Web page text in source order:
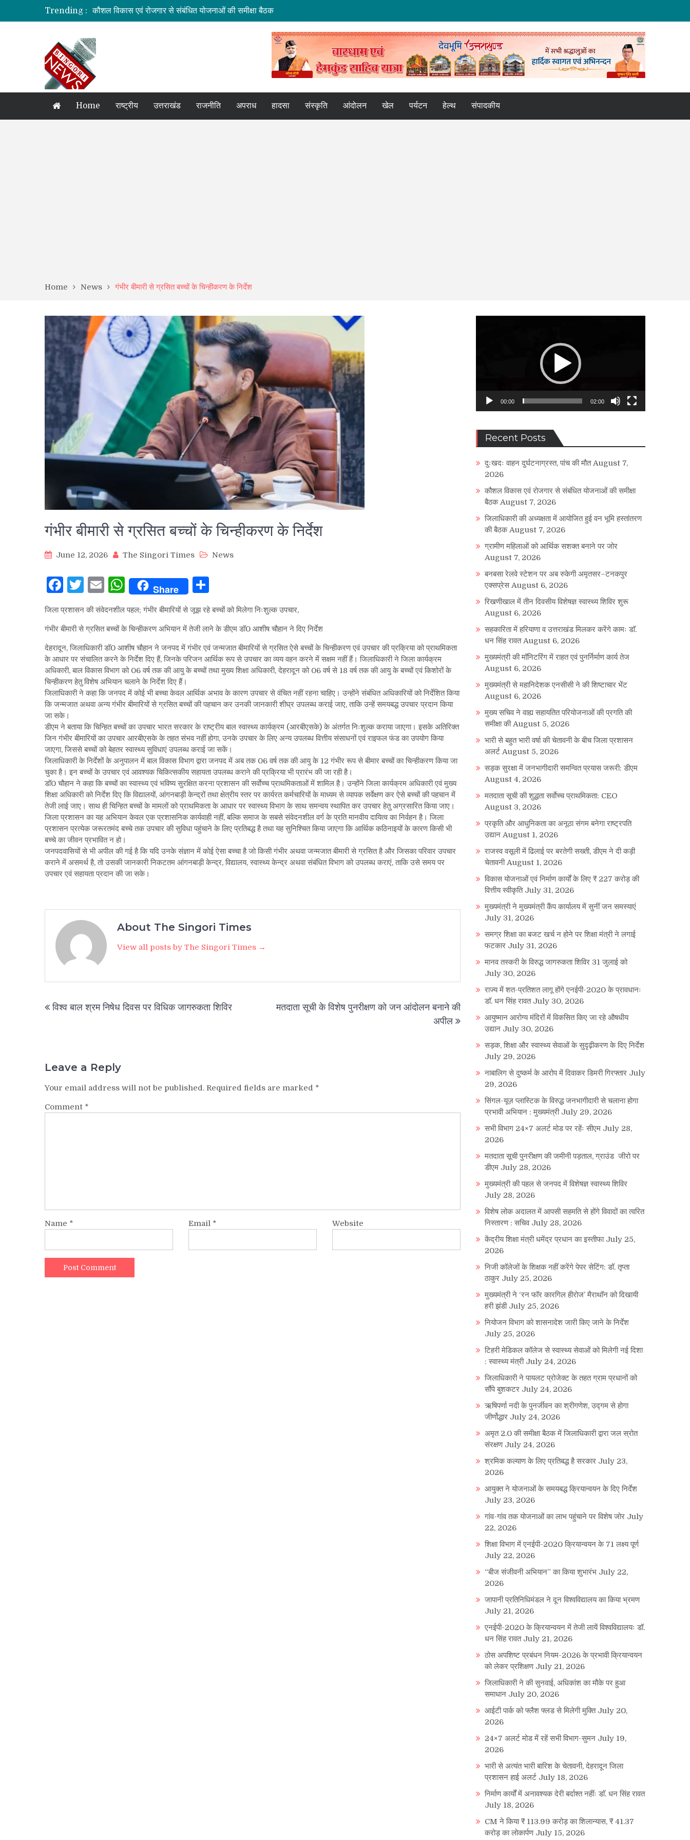
Trending :
कौशल विकास एवं रोजगार से संबंधित योजनाओं की समीक्षा बैठक
जिलाधिकारी की अध्यक्षता में आयोजित हुई वन भूमि हस्तांतरण की बैठक
बनबसा रेलवे स्टेशन पर अब रुकेगी अमृतसर–टनकपुर एक्सप्रेस
दुःखदः वाहन दुर्घटनाग्रस्त, पांच की मौत
Home राष्ट्रीय उत्तराखंड राजनीति अपराध हादसा संस्कृति आंदोलन खेल पर्यटन हेल्थ संपादकीय
Home News गंभीर बीमारी से ग्रसित बच्चों के चिन्हीकरण के निर्देश
गंभीर बीमारी से ग्रसित बच्चों के चिन्हीकरण के निर्देश
June 12, 2026 The Singori Times News
Facebook
Twitter
EmailWhatsApp
Share
जिला प्रशासन की संवेदनशील पहल; गंभीर बीमारियों से जूझ रहे बच्चों को मिलेगा निःशुल्क उपचार,
गंभीर बीमारी से ग्रसित बच्चों के चिन्हीकरण अभियान में तेजी लाने के डीएम डॉ0 आशीष चौहान ने दिए निर्देश
देहरादून, जिलाधिकारी डॉ0 आशीष चौहान ने जनपद में गंभीर एवं जन्मजात बीमारियों से ग्रसित ऐसे बच्चों के चिन्हीकरण एवं उपचार की प्रक्रिया को प्राथमिकता
के आधार पर संचालित करने के निर्देश दिए हैं, जिनके परिजन आर्थिक रूप से उपचार का व्यय वहन करने में सक्षम नहीं हैं। जिलाधिकारी ने जिला कार्यक्रम
अधिकारी, बाल विकास विभाग को 06 वर्ष तक की आयु के बच्चों तथा मुख्य शिक्षा अधिकारी, देहरादून को 06 वर्ष से 18 वर्ष तक की आयु के बच्चों एवं किशोरों के
चिन्हीकरण हेतु विशेष अभियान चलाने के निर्देश दिए हैं।
जिलाधिकारी ने कहा कि जनपद में कोई भी बच्चा केवल आर्थिक अभाव के कारण उपचार से वंचित नहीं रहना चाहिए। उन्होंने संबंधित अधिकारियों को निर्देशित किया
कि जन्मजात अथवा अन्य गंभीर बीमारियों से ग्रसित बच्चों की पहचान कर उनकी जानकारी शीघ्र उपलब्ध कराई जाए, ताकि उन्हें समयबद्ध उपचार प्रदान किया
जा सके।
डीएम ने बताया कि चिन्हित बच्चों का उपचार भारत सरकार के राष्ट्रीय बाल स्वास्थ्य कार्यक्रम (आरबीएसके) के अंतर्गत निःशुल्क कराया जाएगा। इसके अतिरिक्त
जिन गंभीर बीमारियों का उपचार आरबीएसके के तहत संभव नहीं होगा, उनके उपचार के लिए अन्य उपलब्ध वित्तीय संसाधनों एवं राइफल फंड का उपयोग किया
जाएगा, जिससे बच्चों को बेहतर स्वास्थ्य सुविधाएं उपलब्ध कराई जा सकें।
जिलाधिकारी के निर्देशों के अनुपालन में बाल विकास विभाग द्वारा जनपद में अब तक 06 वर्ष तक की आयु के 12 गंभीर रूप से बीमार बच्चों का चिन्हीकरण किया जा
चुका है। इन बच्चों के उपचार एवं आवश्यक चिकित्सकीय सहायता उपलब्ध कराने की प्रक्रिया भी प्रारंभ की जा रही है।
डॉ0 चौहान ने कहा कि बच्चों का स्वास्थ्य एवं भविष्य सुरक्षित करना प्रशासन की सर्वाेच्च प्राथमिकताओं में शामिल है। उन्होंने जिला कार्यक्रम अधिकारी एवं मुख्य
शिक्षा अधिकारी को निर्देश दिए कि विद्यालयों, आंगनबाड़ी केन्द्रों तथा क्षेत्रीय स्तर पर कार्यरत कर्मचारियों के माध्यम से व्यापक सर्वेक्षण कर ऐसे बच्चों की पहचान में
तेजी लाई जाए। साथ ही चिन्हित बच्चों के मामलों को प्राथमिकता के आधार पर स्वास्थ्य विभाग के साथ समन्वय स्थापित कर उपचार हेतु अग्रसारित किया जाए।
जिला प्रशासन का यह अभियान केवल एक प्रशासनिक कार्यवाही नहीं, बल्कि समाज के सबसे संवेदनशील वर्ग के प्रति मानवीय दायित्व का निर्वहन है। जिला
प्रशासन प्रत्येक जरूरतमंद बच्चे तक उपचार की सुविधा पहुंचाने के लिए प्रतिबद्ध है तथा यह सुनिश्चित किया जाएगा कि आर्थिक कठिनाइयों के कारण किसी भी
बच्चे का जीवन प्रभावित न हो।
जनपदवासियों से भी अपील की गई है कि यदि उनके संज्ञान में कोई ऐसा बच्चा है जो किसी गंभीर अथवा जन्मजात बीमारी से ग्रसित है और जिसका परिवार उपचार
कराने में असमर्थ है, तो उसकी जानकारी निकटतम आंगनबाड़ी केन्द्र, विद्यालय, स्वास्थ्य केन्द्र अथवा संबंधित विभाग को उपलब्ध कराएं, ताकि उसे समय पर
उपचार एवं सहायता प्रदान की जा सके।
About The Singori Times
View all posts by The Singori Times →
navigation
विश्व बाल श्रम निषेध दिवस पर विधिक जागरुकता शिविर
मतदाता सूची के विशेष पुनरीक्षण को जन आंदोलन बनाने की
अपील
Leave a Reply
Your email address will not be published. Required fields are marked *
Comment *
Name * Email * Website
00:00 02:00
Recent Posts
दुःखदः वाहन दुर्घटनाग्रस्त, पांच की मौत August 7,
2026
कौशल विकास एवं रोजगार से संबंधित योजनाओं की समीक्षा
बैठक August 7, 2026
जिलाधिकारी की अध्यक्षता में आयोजित हुई वन भूमि हस्तांतरण
की बैठक August 7, 2026
ग्रामीण महिलाओं को आर्थिक सशक्त बनाने पर जोर
August 7, 2026
बनबसा रेलवे स्टेशन पर अब रुकेगी अमृतसर–टनकपुर
एक्सप्रेस August 6, 2026
रिखणीखाल में तीन दिवसीय विशेषज्ञ स्वास्थ्य शिविर शुरू
August 6, 2026
सहकारिता में हरियाणा व उत्तराखंड मिलकर करेंगे कामः डाॅ.
धन सिंह रावत August 6, 2026
मुख्यमंत्री की मॉनिटरिंग में राहत एवं पुनर्निर्माण कार्य तेज
August 6, 2026
मुख्यमंत्री से महानिदेशक एनसीसी ने की शिष्टाचार भेंट
August 6, 2026
मुख्य सचिव ने वाह्य सहायतित परियोजनाओं की प्रगति की
समीक्षा की August 5, 2026
भारी से बहुत भारी वर्षा की चेतावनी के बीच जिला प्रशासन
अलर्ट August 5, 2026
सड़क सुरक्षा में जनभागीदारी समन्वित प्रयास जरूरी: डीएम
August 4, 2026
मतदाता सूची की शुद्धता सर्वाेच्च प्राथमिकता: CEO
August 3, 2026
प्रकृति और आधुनिकता का अनूठा संगम बनेगा राष्ट्रपति
उद्यान August 1, 2026
राजस्व वसूली में ढिलाई पर बरतेगी सख्ती, डीएम ने दी कड़ी
चेतावनी August 1, 2026
विकास योजनाओं एवं निर्माण कार्यों के लिए ₹ 227 करोड़ की
वित्तीय स्वीकृति July 31, 2026
मुख्यमंत्री ने मुख्यमंत्री कैंप कार्यालय में सुनीं जन समस्याएं
July 31, 2026
समग्र शिक्षा का बजट खर्च न होने पर शिक्षा मंत्री ने लगाई
फटकार July 31, 2026
मानव तस्करी के विरुद्ध जागरुकता शिविर 31 जुलाई को
July 30, 2026
राज्य में शत-प्रतिशत लागू होंगे एनईपी-2020 के प्रावधानः
डाॅ. धन सिंह रावत July 30, 2026
आयुष्मान आरोग्य मंदिरों में विकसित किए जा रहे औषधीय
उद्यान July 30, 2026
सड़क, शिक्षा और स्वास्थ्य सेवाओं के सुदृढ़ीकरण के दिए निर्देश
July 29, 2026
नाबालिग से दुष्कर्म के आरोप में दिवाकर डिमरी गिरफ्तार July
29, 2026
सिंगल-यूज़ प्लास्टिक के विरुद्ध जनभागीदारी से चलाना होगा
प्रभावी अभियान : मुख्यमंत्री July 29, 2026
सभी विभाग 24×7 अलर्ट मोड पर रहेंः सीएम July 28,
2026
मतदाता सूची पुनरीक्षण की जमीनी पड़ताल, ग्राउंड जीरो पर
डीएम July 28, 2026
मुख्यमंत्री की पहल से जनपद में विशेषज्ञ स्वास्थ्य शिविर
July 28, 2026
विशेष लोक अदालत में आपसी सहमति से होंगे विवादों का त्वरित
निस्तारण : सचिव July 28, 2026
केंद्रीय शिक्षा मंत्री धमेंद्र प्रधान का इस्तीफा July 25,
2026
निजी कॉलेजों के शिक्षक नहीं करेंगे पेपर सेटिंग: डॉ. तृप्ता
ठाकुर July 25, 2026
मुख्यमंत्री ने ‘रन फॉर कारगिल हीरोज’ मैराथॉन को दिखायी
हरी झंडी July 25, 2026
नियोजन विभाग को शासनादेश जारी किए जाने के निर्देश
July 25, 2026
टिहरी मेडिकल कॉलेज से स्वास्थ्य सेवाओं को मिलेगी नई दिशा
: स्वास्थ्य मंत्री July 24, 2026
जिलाधिकारी ने पायलट प्रोजेक्ट के तहत ग्राम प्रधानों को
सौंपे बुशकटर July 24, 2026
ऋषिपर्णा नदी के पुनर्जीवन का श्रीगणेश, उद्गम से होगा
जीर्णोद्धार July 24, 2026
अमृत 2.0 की समीक्षा बैठक में जिलाधिकारी द्वारा जल स्रोत
संरक्षण July 24, 2026
श्रमिक कल्याण के लिए प्रतिबद्ध है सरकार July 23,
2026
आयुक्त ने योजनाओं के समयबद्ध क्रियान्वयन के दिए निर्देश
July 23, 2026
गांव-गांव तक योजनाओं का लाभ पहुंचाने पर विशेष जोर July
22, 2026
शिक्षा विभाग में एनईपी-2020 क्रियान्वयन के 71 लक्ष्य पूर्ण
July 22, 2026
“बीज संजीवनी अभियान” का किया शुभारंभ July 22,
2026
जापानी प्रतिनिधिमंडल ने दून विश्वविद्यालय का किया भ्रमण
July 21, 2026
एनईपी-2020 के क्रियान्वयन में तेजी लायें विश्वविद्यालयः डॉ.
धन सिंह रावत July 21, 2026
ठोस अपशिष्ट प्रबंधन नियम-2026 के प्रभावी क्रियान्वयन
को लेकर प्रशिक्षण July 21, 2026
जिलाधिकारी ने की सुनवाई, अधिकांश का मौके पर हुआ
समाधान July 20, 2026
आईटी पार्क को फ्लैश फ्लड से मिलेगी मुक्ति July 20,
2026
24×7 अलर्ट मोड में रहें सभी विभाग-सुमन July 19,
2026
भारी से अत्यंत भारी बारिश के चेतावनी, देहरादून जिला
प्रशासन हाई अलर्ट July 18, 2026
निर्माण कार्यों में अनावश्यक देरी बर्दाश्त नहींः डाॅ. धन सिंह रावत
July 18, 2026
CM ने किया ₹ 113.99 करोड़ का शिलान्यास, ₹ 41.37
करोड़ का लोकार्पण July 15, 2026